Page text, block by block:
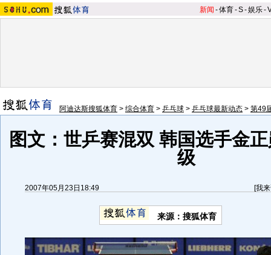
新闻 -体育-S-娱乐-
阿迪达斯搜狐体育 > 综合体育 > 乒乓球 > 乒乓球最新动态 > 第49
图文：世乒赛混双 韩国选手金
级
2007年05月23日18:49 [我
来源：搜狐体育